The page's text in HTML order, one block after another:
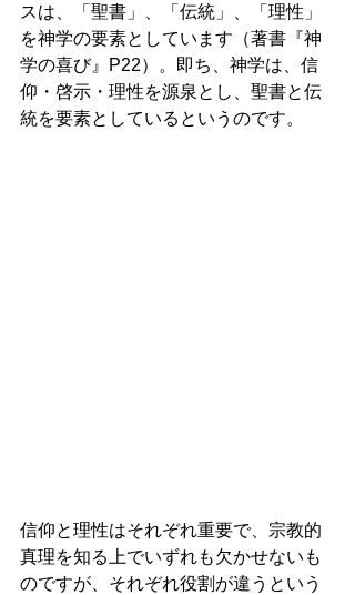
スは、「聖書」、「伝統」、「理性」
を神学の要素としています（著書『神
学の喜び』P22）。即ち、神学は、信
仰・啓示・理性を源泉とし、聖書と伝
統を要素としているというのです。
信仰と理性はそれぞれ重要で、宗教的
真理を知る上でいずれも欠かせないも
のですが、それぞれ役割が違うという